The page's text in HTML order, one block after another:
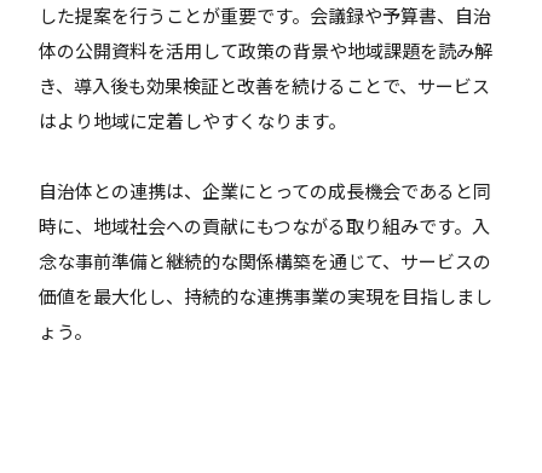
した提案を行うことが重要です。会議録や予算書、自治
体の公開資料を活用して政策の背景や地域課題を読み解
き、導入後も効果検証と改善を続けることで、サービス
はより地域に定着しやすくなります。
自治体との連携は、企業にとっての成長機会であると同
時に、地域社会への貢献にもつながる取り組みです。入
念な事前準備と継続的な関係構築を通じて、サービスの
価値を最大化し、持続的な連携事業の実現を目指しまし
ょう。